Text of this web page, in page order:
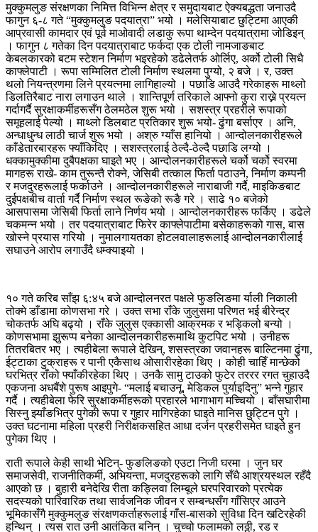
मुक्कुमलुङ संरक्षणका निमित्त विभिन्न क्षेत्र र समुदायबाट ऐक्यबद्धता जनाउदै
फागुन ६-८ गते “मुक्कुमलुङ पदयात्रा” भयो । मलेसियाबाट छुट्टिमा आएकी
आप्रवासी कामदार एवं पूर्व माओवादी लडाकु रूपा थाम्देन पदयात्रामा जोडिइन्
। फागुन ८ गतेका दिन पदयात्राबाट फर्कदा एक टोली नामजाङबाट
केबलकारको बटम स्टेशन निर्माण भइरहेको डढेलेतर्फ ओर्लिए, अर्को टोली सिधै
काफ्लेपाटी । रूपा सम्मिलित टोली निर्माण स्थलमा पुग्यो, २ बजे । र, उक्त
थलो नियन्त्रणमा लिने प्रयत्नमा लागिहाल्यो । पछाडि आउदै गरेकाहरू माथ्लो
डिलतिरैबाट नारा लगाउन थाले । शान्तिपूर्ण तरिकाले आफ्नो कुरा राख्ने प्रयत्न
गर्दागर्दै सुरक्षाकर्मीहरूसँग ठेलमठेल शुरू भयो । सशस्त्र प्रहरीले रूपाको
समूहलाई पेल्यो । माथ्लो डिलबाट प्रतिकार शुरू भयो- ढुंगा बर्साएर । अनि,
अन्धाधुन्ध लाठी चार्ज शुरू भयो । अश्रु ग्याँस हानियो । आन्दोलनकारीहरूले
काँडेतारबारहरू फ्याँकिदिए । सशस्त्रलाई ठेल्दै-ठेल्दै पछाडि लग्यो ।
धक्कामुक्कीमा दुबैपक्षका घाइते भए । आन्दोलनकारीहरूले चर्को चर्को स्वरमा
मागहरू राखे- काम तुरून्तै रोक्ने, जेसिबी तत्काल फिर्ता पठाउने, निर्माण कम्पनी
र मजदुरहरूलाई फर्काउने । आन्दोलनकारीहरूले नाराबाजी गर्दै, माइकिङबाट
दुईपक्षबीच वार्ता गर्दै निर्माण स्थल रूङेको रूङै गरे । साढे १० बजेको
आसपासमा जेसिबी फिर्ता लाने निर्णय भयो । आन्दोलनकारीहरू फर्किए । डढेले
चकमन्न भयो । तर पदयात्राबाट फिरेर काफ्लेपाटीमा बसेकाहरूको गास, बास
खोस्ने प्रयास गरियो । नुमालगायतका होटलवालाहरूलाई आन्दोलनकारीलाई
सघाउने आरोप लगाउँदै धम्क्याइयो ।
१० गते करिब साँझ ६:४५ बजे आन्दोलनरत पक्षले फुङलिङमा र्याली निकाली
तोक्मे डाँडामा कोणसभा गरे । उक्त सभा राँके जुलुसमा परिणत भई बीरेन्द्र
चोकतर्फ अघि बढ्यो । राँके जुलुस एक्कासी आक्रमक र भड्किलो बन्यो ।
कोणसभामा झुरूप्प बनेका आन्दोलनकारीहरूमाथि कुटपिट भयो । उनीहरू
तितरबितर भए । त्यहीबेला रूपाले देखिन्, शसस्त्रका जवानहरू बाल्टिनमा ढुंगा,
ईट्टाका टुक्राहरू र पानी एकैसाथ ओसारीरहेका थिए । कोही चाहिँ मान्छेको
घरभित्र राँको फ्याँकीरहेका थिए । उनकै सामु टाउको फुटेर तररर रगत चुहाउदै
एकजना अधबैंशे पुरूष आइपुगे- “मलाई बचाउनू, मेडिकल पुर्याइदिनु” भन्ने गुहार
गर्दै । त्यहीबेला फेरि सुरक्षाकर्मीहरूको प्रहारले भागाभाग मच्चियो । बाँसघारीमा
सिस्नु झ्याँङभित्र पुगेकी रूपा र गुहार मागिरहेका घाइते मानिस छुट्टिन पुगे ।
उक्त घटनामा महिला प्रहरी निरीक्षकसहित आधा दर्जन प्रहरीसमेत घाइते हुन
पुगेका थिए ।
राती रूपाले केही साथी भेटिन्- फुङलिङको एउटा निजी घरमा । जुन घर
समाजसेवी, राजनीतिकर्मी, अभियन्ता, मजदुरहरूको लागि सँधै आश्रयस्थल रहँदै
आएको छ । बुहारी बनेदेखि रीता कङ्लिवा लिम्बूले घरपरिवारको प्रत्येक
सदस्यको पारिवारिक तथा सार्वजनिक जीवन र सम्बन्धसँग गाँसिएर आउने
भूमिकासँगै मुक्कुमलुङ संरक्षणकर्ताहरूलाई गाँस-बासको सुविधा दिन खटिरहेकी
हुन्थिन् । त्यस रात उनी आतंकित बनिन् । चुच्चो फलामको लठ्ठी, रड र